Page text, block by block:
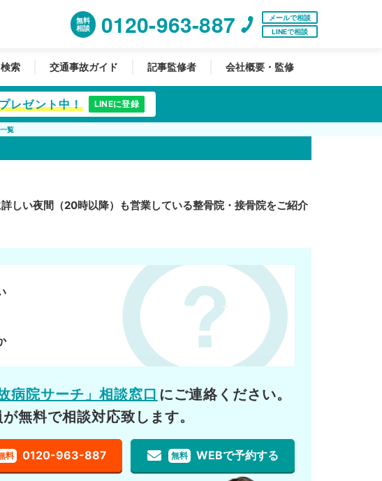
無料
相談
0120-963-887
メールで相談
LINEで相談
索 交通事故ガイド 記事監修者 会社概要・監修
レゼント中！ LINEに登録
覧
しい夜間（20時以降）も営業している整骨院・接骨院をご紹介
病院サーチ」相談窓口 にご連絡ください。
無料で相談対応致します。
料 0120-963-887 無料 WEBで予約する